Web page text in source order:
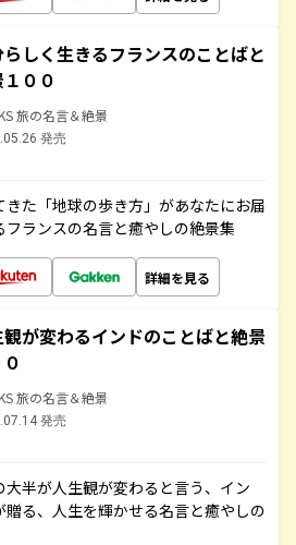
らしく生きるフランスのことばと
００
旅の名言＆絶景
発売
た「地球の歩き方」があなたにお届
ランスの名言と癒やしの絶景集
詳細を見る
が変わるインドのことばと絶景
旅の名言＆絶景
発売
半が人生観が変わると言う、イン
贈る、人生を輝かせる名言と癒やしの